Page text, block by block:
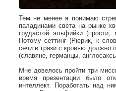
Тем не менее я понимаю
паладинами света на рынке
грудастой эльфийки
Потому сеттинг (Рюрик, к
сечи в грязи с кровью должно
(славяне, германцы,
Мне довелось пройти три
время презентации было
интеллект. Поработать над